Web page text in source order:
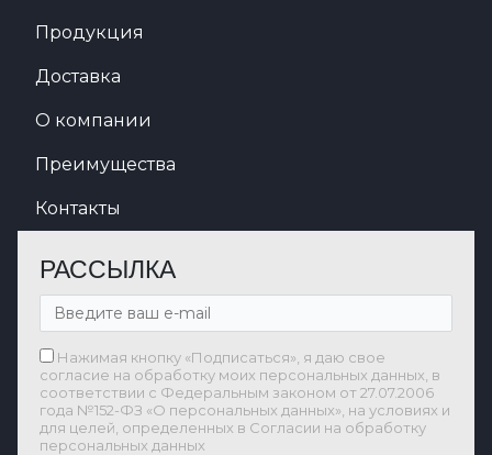
Продукция
Доставка
О компании
Преимущества
Контакты
РАССЫЛКА
Нажимая кнопку «Подписаться», я даю свое
согласие на обработку моих персональных данных, в
соответствии с Федеральным законом от 27.07.2006
года №152-ФЗ «О персональных данных», на условиях и
для целей, определенных в Согласии на обработку
персональных данных